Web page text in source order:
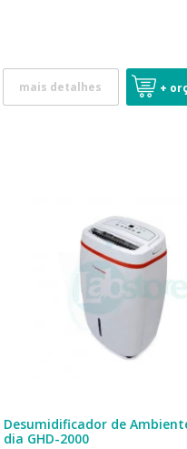
mais detalhes +
Desumidificador de
dia GHD-2000